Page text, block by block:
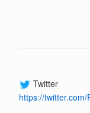
Twitter
https://twitter.com/